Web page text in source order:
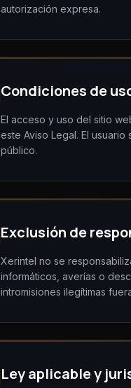
autorización expresa.
Condiciones de
El acceso y uso del sitio
este Aviso Legal. El
público.
Exclusión de
Xerintel no se
informáticos, averías o
intromisiones ilegítimas
Ley aplicable y